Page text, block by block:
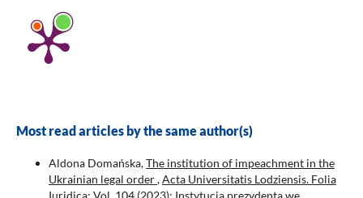
Most read articles by the same author(s)
Aldona Domańska,The institution of impeachment in the
Ukrainian legal order,Acta Universitatis Lodziensis. Folia